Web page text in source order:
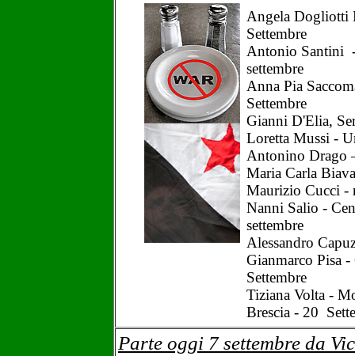
Angela Dogliotti
Settembre
Antonio Santini
settembre
Anna Pia
Settembre
Gianni D'Elia,
Loretta Mussi -
Antonino Drago
Maria Carla
Maurizio Cucci -
Nanni Salio -
settembre
Alessandro
Gianmarco Pisa
Settembre
Tiziana Volta -
Brescia - 20
Parte oggi 7 settembre da